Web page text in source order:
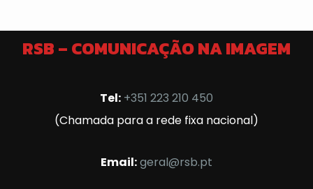
RSB – COMUNICAÇÃO NA IMAGEM
Tel: +351 223 210 450
(Chamada para a rede fixa nacional)
Email:geral@rsb.pt